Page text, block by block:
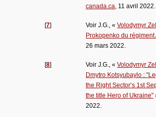
canada.ca, 11 avril 2022.
[7] Voir J.G., « Volodymyr
Prokopenko du régiment
26 mars 2022.
[8] Voir J.G., « Volodymyr
Dmytro Kotsyubaylo :
the Right Sector’s 1st
the title Hero of Ukraine"
2022.